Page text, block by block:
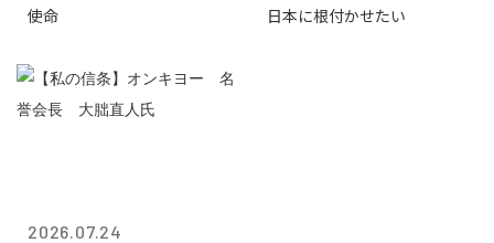
使命
日本に根付かせたい
2026.07.24